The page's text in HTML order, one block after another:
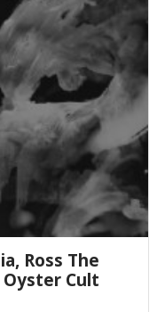
Ross The
Oyster Cult